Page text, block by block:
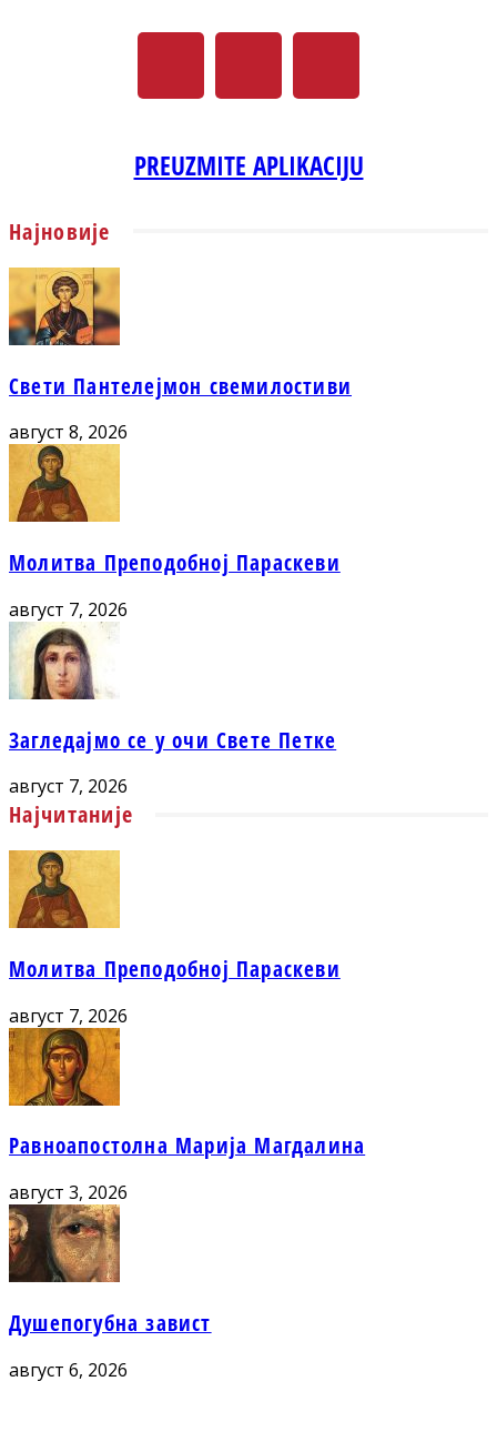
PREUZMITE APLIKACIJU
Најновије
Свети Пантелејмон свемилостиви
август 8, 2026
Молитва Преподобној Параскеви
август 7, 2026
Загледајмо се у очи Свете Петке
август 7, 2026
Најчитаније
Молитва Преподобној Параскеви
август 7, 2026
Равноапостолна Марија Магдалина
август 3, 2026
Душепогубна завист
август 6, 2026